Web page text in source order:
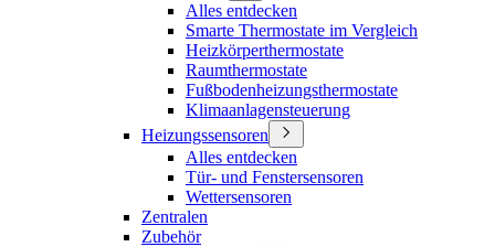
Alles entdecken
Smarte Thermostate im Vergleich
Heizkörperthermostate
Raumthermostate
Fußbodenheizungsthermostate
Klimaanlagensteuerung
Heizungssensoren
Alles entdecken
Tür- und Fenstersensoren
Wettersensoren
Zentralen
Zubehör